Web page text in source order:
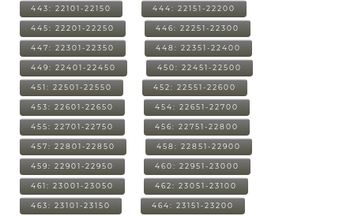
443: 22101-22150 444: 22151-22200
445: 22201-22250 446: 22251-22300
447: 22301-22350 448: 22351-22400
449: 22401-22450 450: 22451-22500
451: 22501-22550 452: 22551-22600
453: 22601-22650 454: 22651-22700
455: 22701-22750 456: 22751-22800
457: 22801-22850 458: 22851-22900
459: 22901-22950 460: 22951-23000
461: 23001-23050 462: 23051-23100
463: 23101-23150 464: 23151-23200